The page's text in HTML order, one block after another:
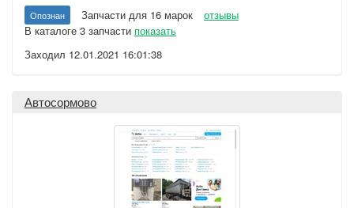
Опознан Запчасти для 16 марок
отзывы
В каталоге 3 запчасти показать
Заходил 12.01.2021 16:01:38
Автосормово